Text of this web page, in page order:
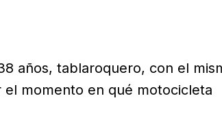
años, tablaroquero, con el
momento en qué motocicleta